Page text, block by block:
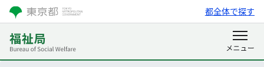
都全体で探す